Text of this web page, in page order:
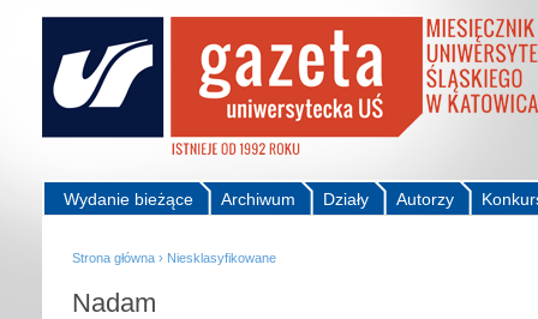
Autorzy
Działy
Archiwum
Wydanie bieżące
Strona główna › Niesklasyfikowane
Nadam